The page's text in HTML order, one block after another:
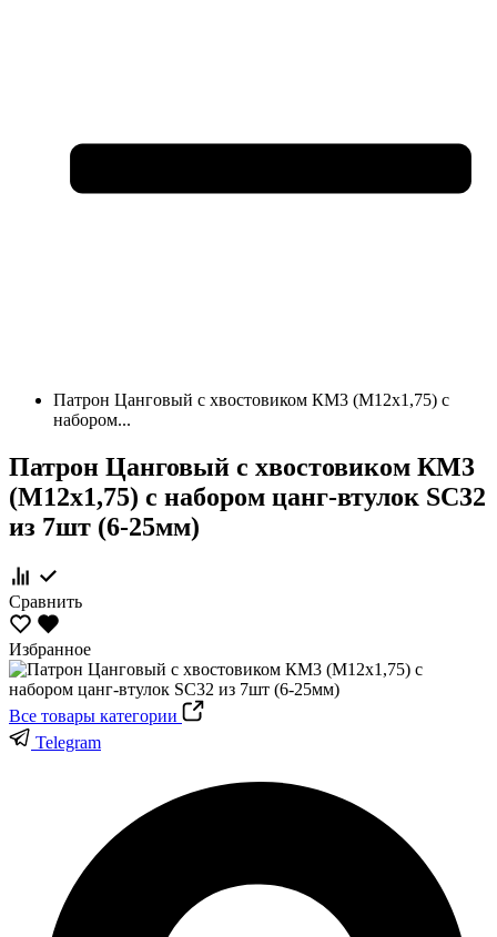
Патрон Цанговый с хвостовиком КМ3 (М12х1,75) с
набором...
Патрон Цанговый с хвостовиком КМ3
(М12х1,75) с набором цанг-втулок SC32
из 7шт (6-25мм)
Сравнить
Избранное
Все товары категории
Telegram